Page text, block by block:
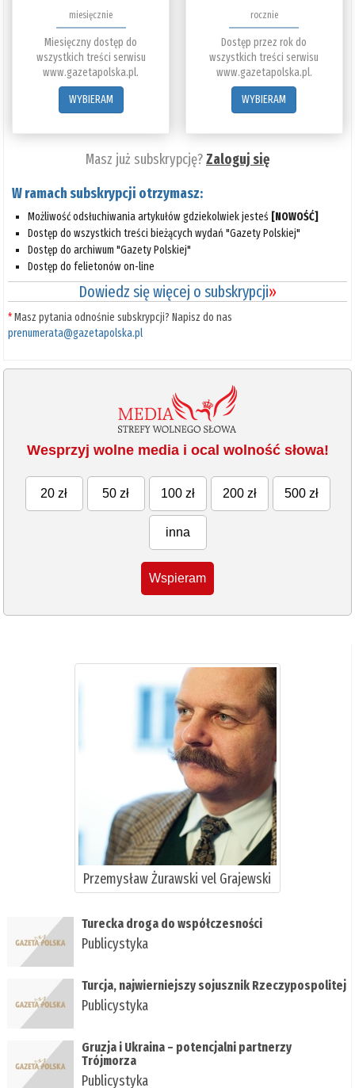
miesięcznie
Miesięczny dostęp do
wszystkich treści serwisu
www.gazetapolska.pl.
WYBIERAM
rocznie
Dostęp przez rok do
wszystkich treści serwisu
www.gazetapolska.pl.
WYBIERAM
Masz już subskrypcję?Zaloguj się
W ramach subskrypcji otrzymasz:
Możliwość odsłuchiwania artykułów gdziekolwiek jesteś [NOWOŚĆ]
Dostęp do wszystkich treści bieżących wydań "Gazety Polskiej"
Dostęp do archiwum "Gazety Polskiej"
Dostęp do felietonów on-line
Dowiedz się więcej o subskrypcji»
*Masz pytania odnośnie subskrypcji? Napisz do nas
prenumerata@gazetapolska.pl
Wesprzyj wolne media i ocal wolność słowa!
20 zł 50 zł 100 zł 200 zł 500 zł
inna
Wspieram
Przemysław Żurawski vel Grajewski
Turecka droga do współczesności
Publicystyka
Turcja, najwierniejszy sojusznik Rzeczypospolitej
Publicystyka
Gruzja i Ukraina – potencjalni partnerzy
Trójmorza
Publicystyka